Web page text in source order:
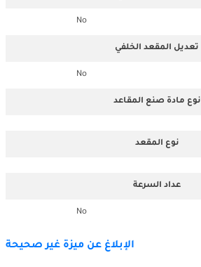
No
تعديل المقعد الخلفي
No
نوع مادة صنع المقاعد
نوع المقعد
عداد السرعة
No
الإبلاغ عن ميزة غير صحيحة